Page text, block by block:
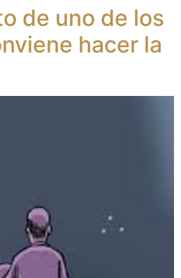
de uno de los
hacer la